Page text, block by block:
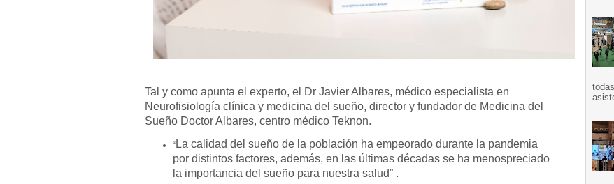
Tal y como apunta el experto, el Dr Javier Albares, médico especialista en
Neurofisiología clínica y medicina del sueño, director y fundador de Medicina del
Sueño Doctor Albares, centro médico Teknon.
“ La calidad del sueño de la población ha empeorado durante la pandemia
por distintos factores, además, en las últimas décadas se ha menospreciado
la importancia del sueño para nuestra salud” .